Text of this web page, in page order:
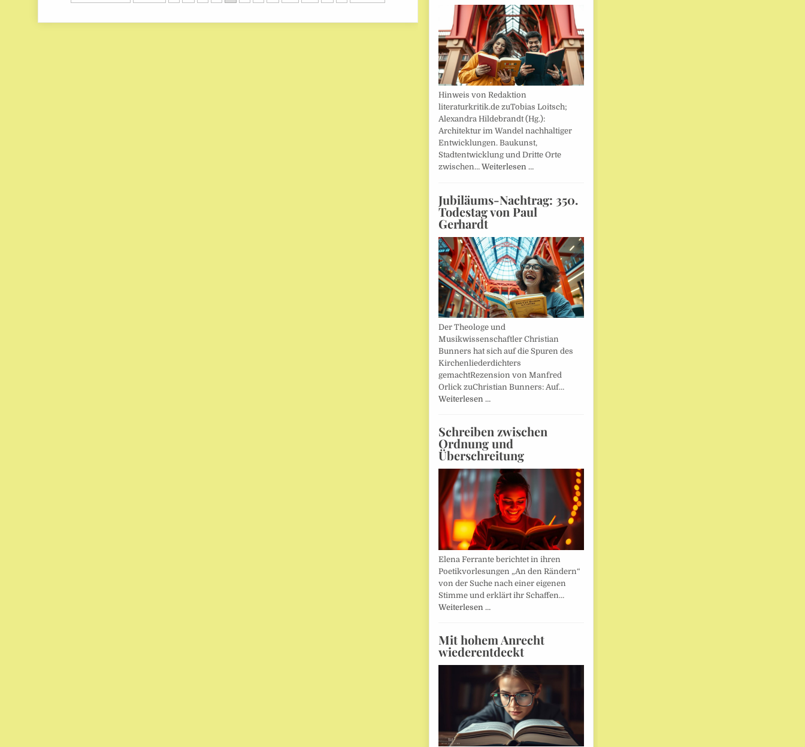
Hinweis von Redaktion
literaturkritik.de zuTobias Loitsch;
Alexandra Hildebrandt (Hg.):
Architektur im Wandel nachhaltiger
Entwicklungen. Baukunst,
Stadtentwicklung und Dritte Orte
zwischen… Weiterlesen …
Jubiläums-Nachtrag: 350.
Todestag von Paul
Gerhardt
Der Theologe und
Musikwissenschaftler Christian
Bunners hat sich auf die Spuren des
Kirchenliederdichters
gemachtRezension von Manfred
Orlick zuChristian Bunners: Auf…
Weiterlesen …
Schreiben zwischen
Ordnung und
Überschreitung
Elena Ferrante berichtet in ihren
Poetikvorlesungen „An den Rändern“
von der Suche nach einer eigenen
Stimme und erklärt ihr Schaffen…
Weiterlesen …
Mit hohem Anrecht
wiederentdeckt